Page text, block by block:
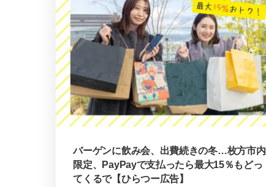
バーゲンに飲み会、出費続きの冬…枚方市内
限定、PayPayで支払ったら最大15％もどっ
てくるで【ひらつー広告】